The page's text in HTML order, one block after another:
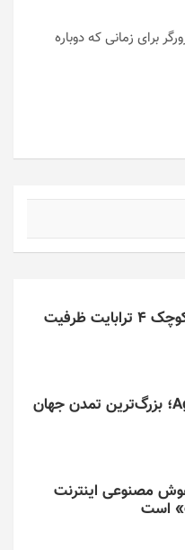
برای زمانی که دوباره
این کارت حافظه کوچک ۴ ترابایت ظرفیت
بازی/ Age of 2048؛ بزرگ‌ترین تمدن جهان
مصنوعی اینترنت
است